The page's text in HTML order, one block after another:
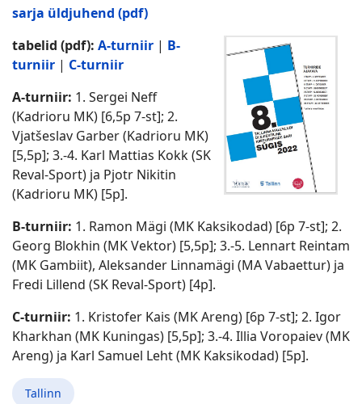
sarja üldjuhend (pdf)
tabelid (pdf): A-turniir | B-
turniir | C-turniir
A-turniir: 1. Sergei Neff
(Kadrioru MK) [6,5p 7-st]; 2.
Vjatšeslav Garber (Kadrioru MK)
[5,5p]; 3.-4. Karl Mattias Kokk (SK
Reval-Sport) ja Pjotr Nikitin
(Kadrioru MK) [5p].
B-turniir: 1. Ramon Mägi (MK Kaksikodad) [6p 7-st]; 2.
Georg Blokhin (MK Vektor) [5,5p]; 3.-5. Lennart Reintam
(MK Gambiit), Aleksander Linnamägi (MA Vabaettur) ja
Fredi Lillend (SK Reval-Sport) [4p].
C-turniir: 1. Kristofer Kais (MK Areng) [6p 7-st]; 2. Igor
Kharkhan (MK Kuningas) [5,5p]; 3.-4. Illia Voropaiev (MK
Areng) ja Karl Samuel Leht (MK Kaksikodad) [5p].
Tallinn